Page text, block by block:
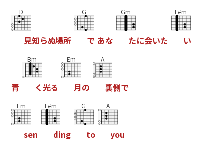
D
見知らぬ場所
G
で あな
Gm
たに会いた
F#m
い
青
Bm
く光る
Em
月の
A
裏側で
Em
sen
F#m
ding
G
to
A
you